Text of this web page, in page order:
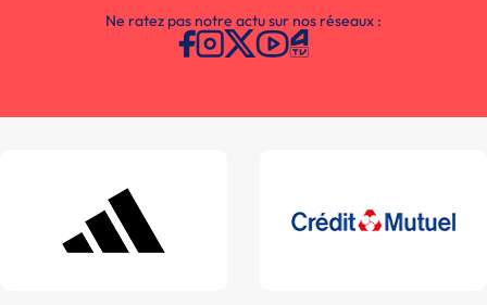
Ne ratez pas notre actu sur nos réseaux :